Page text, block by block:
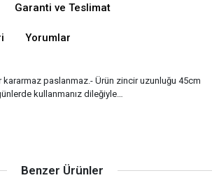
Garanti ve Teslimat
Yorumlar
kararmaz paslanmaz.- Ürün zincir uzunluğu 45cm
kullanmanız dileğiyle…
Benzer Ürünler